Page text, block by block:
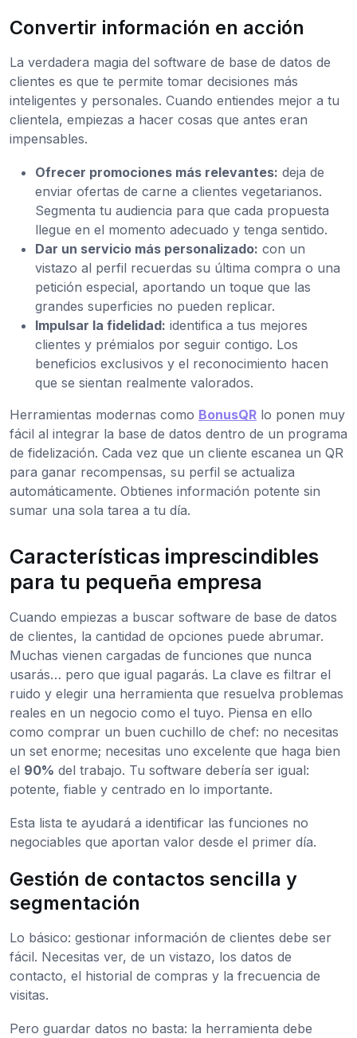
Convertir información en acción
La verdadera magia del software de base de datos de
clientes es que te permite tomar decisiones más
inteligentes y personales. Cuando entiendes mejor a tu
clientela, empiezas a hacer cosas que antes eran
impensables.
Ofrecer promociones más relevantes: deja de
enviar ofertas de carne a clientes vegetarianos.
Segmenta tu audiencia para que cada propuesta
llegue en el momento adecuado y tenga sentido.
Dar un servicio más personalizado: con un
vistazo al perfil recuerdas su última compra o una
petición especial, aportando un toque que las
grandes superficies no pueden replicar.
Impulsar la fidelidad: identifica a tus mejores
clientes y prémialos por seguir contigo. Los
beneficios exclusivos y el reconocimiento hacen
que se sientan realmente valorados.
Herramientas modernas como BonusQR lo ponen muy
fácil al integrar la base de datos dentro de un programa
de fidelización. Cada vez que un cliente escanea un QR
para ganar recompensas, su perfil se actualiza
automáticamente. Obtienes información potente sin
sumar una sola tarea a tu día.
Características imprescindibles
para tu pequeña empresa
Cuando empiezas a buscar software de base de datos
de clientes, la cantidad de opciones puede abrumar.
Muchas vienen cargadas de funciones que nunca
usarás… pero que igual pagarás. La clave es filtrar el
ruido y elegir una herramienta que resuelva problemas
reales en un negocio como el tuyo. Piensa en ello
como comprar un buen cuchillo de chef: no necesitas
un set enorme; necesitas uno excelente que haga bien
el 90% del trabajo. Tu software debería ser igual:
potente, fiable y centrado en lo importante.
Esta lista te ayudará a identificar las funciones no
negociables que aportan valor desde el primer día.
Gestión de contactos sencilla y
segmentación
Lo básico: gestionar información de clientes debe ser
fácil. Necesitas ver, de un vistazo, los datos de
contacto, el historial de compras y la frecuencia de
visitas.
Pero guardar datos no basta: la herramienta debe